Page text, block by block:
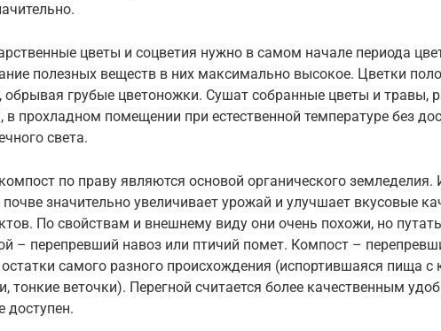
цветы и соцветия нужно в самом начале периода
полезных веществ в них максимально высокое. Цветки
обрывая грубые цветоножки. Сушат собранные цветы и травы,
прохладном помещении при естественной температуре без
света.
по праву являются основой органического земледелия.
почве значительно увеличивает урожай и улучшает вкусовые
По свойствам и внешнему виду они очень похожи, но
– перепревший навоз или птичий помет. Компост –
самого разного происхождения (испортившаяся пища с
тонкие веточки). Перегной считается более качественным
доступен.